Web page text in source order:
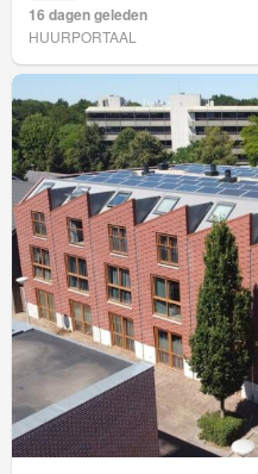
16 dagen geleden
HUURPORTAAL